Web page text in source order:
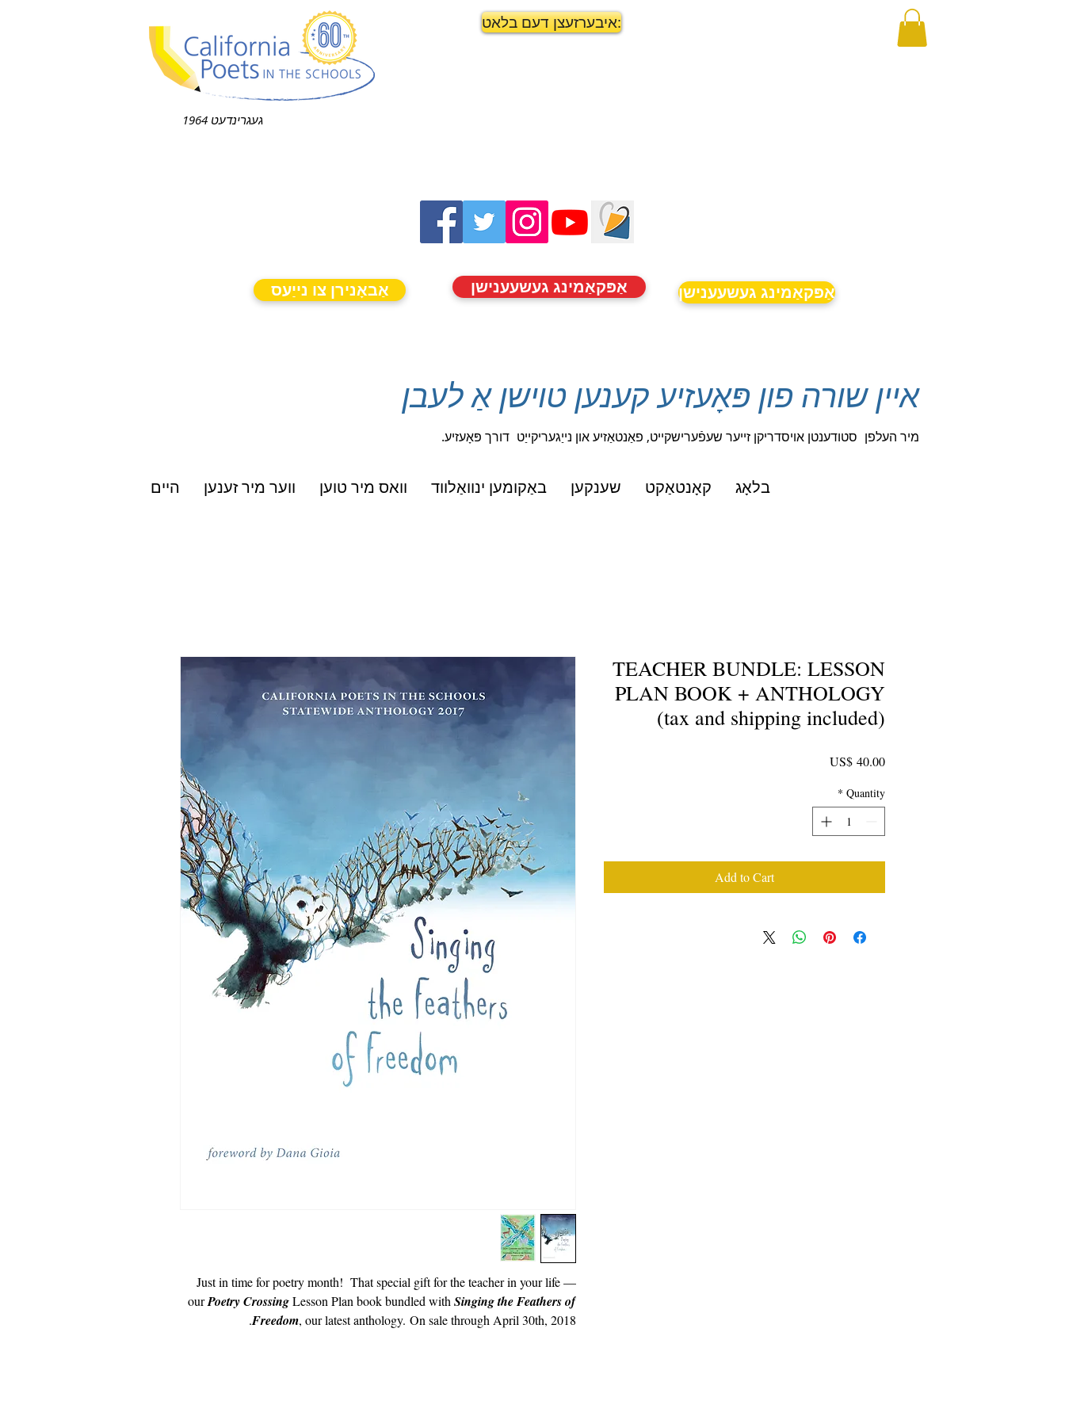
געגרינדעט 1964
איבערזעצן דעם בלאט:
אַבאָנירן צו נייַעס אַפּקאַמינג געשעענישן אַפּקאַמינג געשעענישן
איין שורה פון פּאָעזיע קענען טוישן אַ לעבן
מיר העלפן סטודענטן אויסדריקן זייער שעפֿערישקייט, פאַנטאַזיע און נייַגעריקייַט דורך פּאָעזיע.
היים ווער מיר זענען וואס מיר טוען באַקומען ינוואַלווד שענקען קאָנטאַקט בלאָג
Just in time for poetry month! That special gift for the teacher in your life —
ourPoetry CrossingLesson Plan book bundled with Singing the Feathers of
Freedom, our latest anthology. On sale through April 30th, 2018.
TEACHER BUNDLE: LESSON
PLAN BOOK + ANTHOLOGY
(tax and shipping included)
US$ 40.00
Price
Quantity
*
Add to Cart